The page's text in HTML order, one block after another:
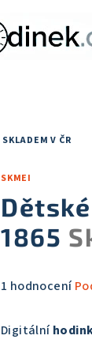
SKLADEM V ČR
SKMEI
1865
Průměrné
produktu
1 hodnocení
Digitální